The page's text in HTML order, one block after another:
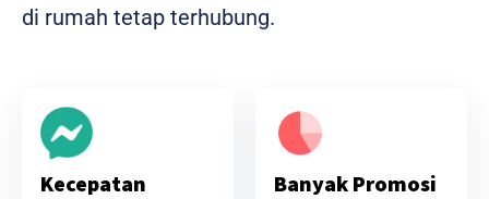
di rumah tetap terhubung.
Kecepatan
Banyak Promosi